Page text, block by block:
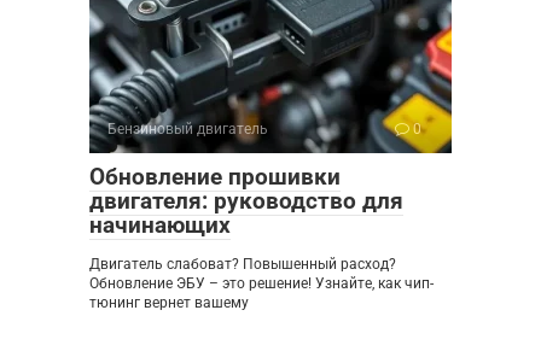
Бензиновый двигатель 0
Обновление прошивки
двигателя: руководство для
начинающих
Двигатель слабоват? Повышенный расход?
Обновление ЭБУ – это решение! Узнайте, как чип-
тюнинг вернет вашему